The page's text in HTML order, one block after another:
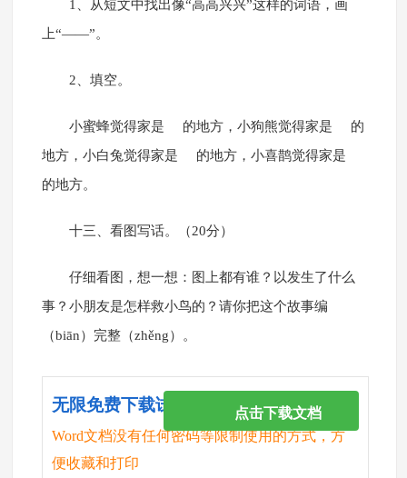
1、从短文中找出像“高高兴兴”这样的词语，画
上“——”。
2、填空。
小蜜蜂觉得家是 的地方，小狗熊觉得家是 的
地方，小白兔觉得家是 的地方，小喜鹊觉得家是
的地方。
十三、看图写话。（20分）
仔细看图，想一想：图上都有谁？以发生了什么
事？小朋友是怎样救小鸟的？请你把这个故事编
（biān）完整（zhěng）。
无限免费下载试卷
Word文档没有任何密码等限制使用的方式，方
便收藏和打印
点击下载文档